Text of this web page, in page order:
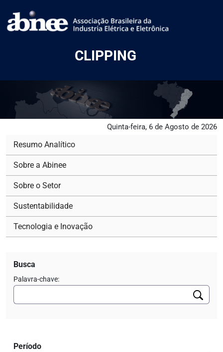
CLIPPING
Quinta-feira, 6 de Agosto de 2026
Resumo Analítico
Sobre a Abinee
Sobre o Setor
Sustentabilidade
Tecnologia e Inovação
Busca
Palavra-chave:
Período